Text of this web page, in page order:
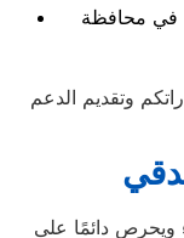
في محافظة
وتقديم الدعم
ويحرص دائمًا على